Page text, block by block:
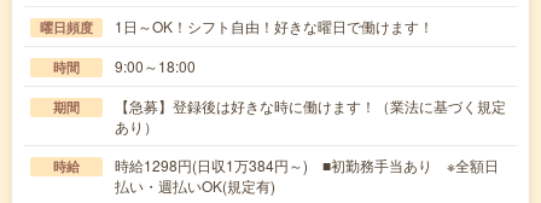
曜日頻度 1日～OK！シフト自由！好きな曜日で働けます！
時間 9:00～18:00
期間
【急募】登録後は好きな時に働けます！（業法に基づく規定
あり）
時給
時給1298円(日収1万384円～) ■初勤務手当あり ※全額日
払い・週払いOK(規定有)